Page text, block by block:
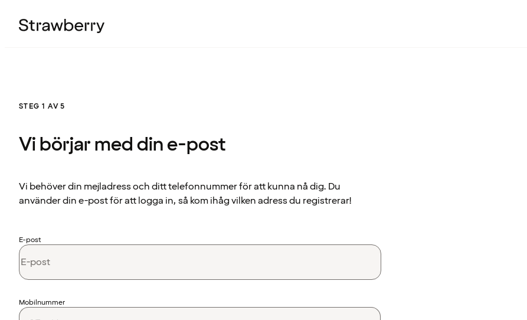
STEG 1 AV 5
Vi börjar med din e-post
Vi behöver din mejladress och ditt telefonnummer för att kunna nå dig. Du
använder din e-post för att logga in, så kom ihåg vilken adress du registrerar!
E-post
Landskod
Mobilnummer